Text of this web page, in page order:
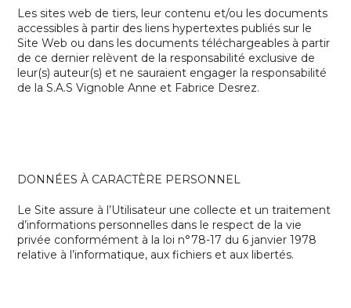
Les sites web de tiers, leur contenu et/ou les documents
accessibles à partir des liens hypertextes publiés sur le
Site Web ou dans les documents téléchargeables à partir
de ce dernier relèvent de la responsabilité exclusive de
leur(s) auteur(s) et ne sauraient engager la responsabilité
de laS.A.S Vignoble Anne et Fabrice Desrez.
DONNÉES À CARACTÈRE PERSONNEL
Le Site assure à l’Utilisateur une collecte et un traitement
d’informations personnelles dans le respect de la vie
privée conformément à la loi n°78-17 du 6 janvier 1978
relative à l’informatique, aux fichiers et aux libertés.